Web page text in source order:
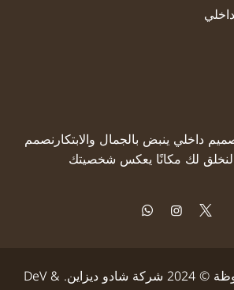
داخلي ينبض بالجمال والابتكارنصمم
لك مكانًا يعكس شخصيتك
جميع الحقوق محفوظة © 2024 شركة شادو ديزاين. DeV &